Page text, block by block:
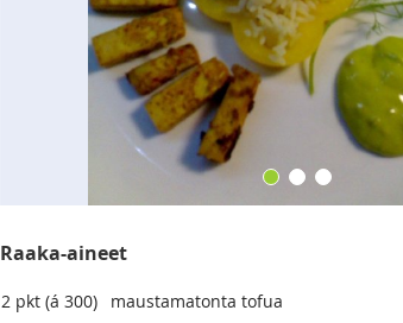
Raaka-aineet
2 pkt (á 300)
maustamatonta tofua